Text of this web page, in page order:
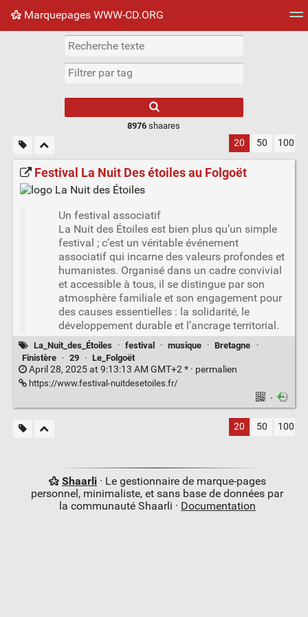
Marquepages WWW-CD.ORG
Nuage de tags Mur d'images
8976 shaares
20 50 100
Festival La Nuit Des étoiles au Folgoët
Un festival associatif
La Nuit des Étoiles est bien plus qu’un simple
festival ; c’est un véritable événement
associatif qui incarne des valeurs profondes et
humanistes. Organisé dans un cadre convivial
et accessible à tous, il se distingue par son
atmosphère familiale et son engagement pour
des causes essentielles : la solidarité, le
développement durable et l’ancrage territorial.
La_Nuit_des_Étoiles · festival · musique · Bretagne
·
Finistère
· 29 · Le_Folgoët
April 28, 2025 at 9:13:13 AM GMT+2 * · permalien
https://www.festival-nuitdesetoiles.fr/
·
20 50 100
Shaarli· Le gestionnaire de marque-pages
personnel, minimaliste, et sans base de données par
la communauté Shaarli · Documentation